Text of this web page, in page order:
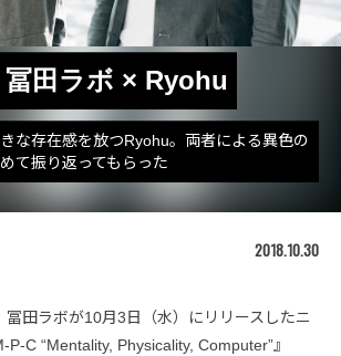
田ラボ × Ryohu
な存在感を放つRyohu。両者による異色の
て振り返ってもらった
2018.10.30
冨田ラボが10月3日（水）にリリースしたニ
P-C “Mentality, Physicality, Computer”』